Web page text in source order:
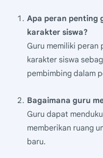
Apa peran penting
karakter siswa?
Guru memiliki peran
karakter siswa
pembimbing dalam
Bagaimana guru
Guru dapat
memberikan ruang
baru.